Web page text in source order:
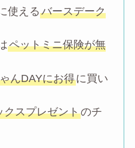
使えるバースデーク
ペットミニ保険が無
んDAYにお得に買い
クスプレゼントのチ